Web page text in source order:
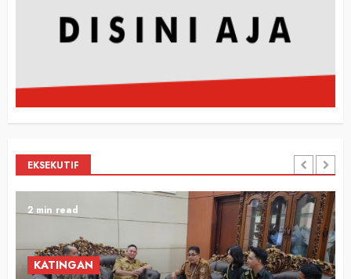
EKSEKUTIF
2 min read
KATINGAN